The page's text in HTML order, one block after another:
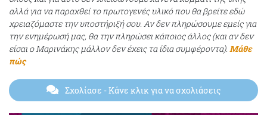
αλλά για να παραχθεί το πρωτογενές υλικό που θα βρείτε εδώ
χρειαζόμαστε την υποστήριξή σου. Αν δεν πληρώσουμε εμείς για
την ενημέρωσή μας, θα την πληρώσει κάποιος άλλος (και αν δεν
είσαι ο Μαρινάκης μάλλον δεν έχεις τα ίδια συμφέροντα). Μάθε
πώς
Σχολίασε - Κάνε κλικ για να σχολιάσεις